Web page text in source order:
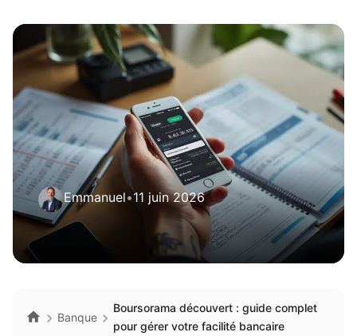
Emmanuel•11 juin 2026
Banque
Boursorama découvert : guide complet
pour gérer votre facilité bancaire